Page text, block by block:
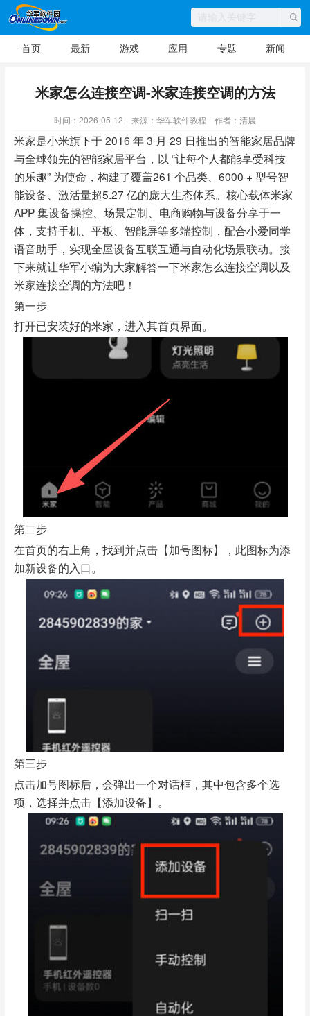
首页 最新 游戏 应用 专题 新闻
米家怎么连接空调-米家连接空调的方法
时间：2026-05-12 来源：华军软件教程 作者：清晨
米家是小米旗下于 2016 年 3 月 29 日推出的智能家居品牌
与全球领先的智能家居平台，以 “让每个人都能享受科技
的乐趣” 为使命，构建了覆盖261 个品类、6000 + 型号智
能设备、激活量超5.27 亿的庞大生态体系。核心载体米家
APP 集设备操控、场景定制、电商购物与设备分享于一
体，支持手机、平板、智能屏等多端控制，配合小爱同学
语音助手，实现全屋设备互联互通与自动化场景联动。接
下来就让华军小编为大家解答一下米家怎么连接空调以及
米家连接空调的方法吧！
第一步
打开已安装好的米家，进入其首页界面。
第二步
在首页的右上角，找到并点击【加号图标】，此图标为添
加新设备的入口。
第三步
点击加号图标后，会弹出一个对话框，其中包含多个选
项，选择并点击【添加设备】。